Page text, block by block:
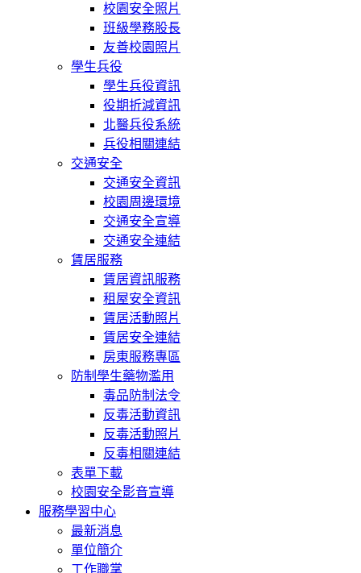
校園安全照片
班級學務股長
友善校園照片
學生兵役
學生兵役資訊
役期折減資訊
北醫兵役系統
兵役相關連結
交通安全
交通安全資訊
校園周邊環境
交通安全宣導
交通安全連結
賃居服務
賃居資訊服務
租屋安全資訊
賃居活動照片
賃居安全連結
房東服務專區
防制學生藥物濫用
毒品防制法令
反毒活動資訊
反毒活動照片
反毒相關連結
表單下載
校園安全影音宣導
服務學習中心
最新消息
單位簡介
工作職掌